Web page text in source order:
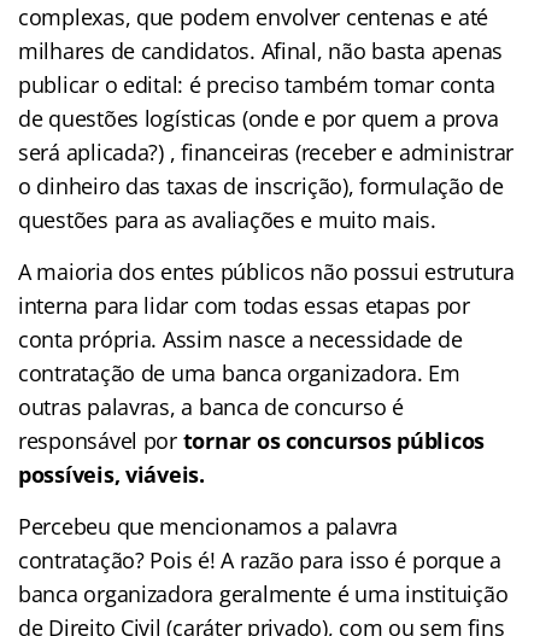
complexas, que podem envolver centenas e até
milhares de candidatos. Afinal, não basta apenas
publicar o edital: é preciso também tomar conta
de questões logísticas (onde e por quem a prova
será aplicada?) , financeiras (receber e administrar
o dinheiro das taxas de inscrição), formulação de
questões para as avaliações e muito mais.
A maioria dos entes públicos não possui estrutura
interna para lidar com todas essas etapas por
conta própria. Assim nasce a necessidade de
contratação de uma banca organizadora. Em
outras palavras, a banca de concurso é
responsável por tornar os concursos públicos
possíveis, viáveis.
Percebeu que mencionamos a palavra
contratação? Pois é! A razão para isso é porque a
banca organizadora geralmente é uma instituição
de Direito Civil (caráter privado), com ou sem fins